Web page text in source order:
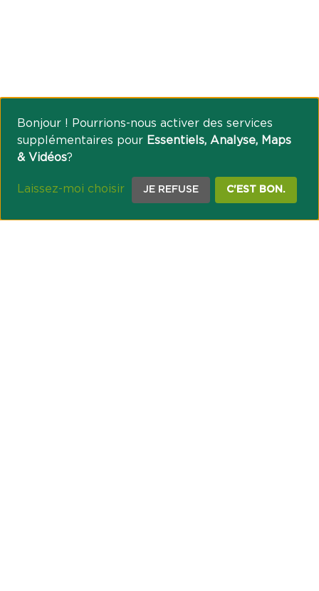
Bonjour ! Pourrions-nous activer des services
supplémentaires pour Essentiels, Analyse, Maps
& Vidéos?
Laissez-moi choisir JE REFUSE C'EST BON.